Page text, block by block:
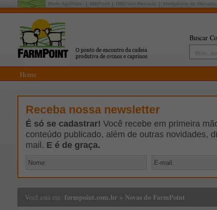
Rede AgriPoint: MilkPoint MilkPoint Mercado Inteligência de Mercado
Buscar
Home
Receba nossa newsletter
É só se cadastrar! Você recebe em primeira
conteúdo publicado, além de outras novidades,
mail. E é de graça.
Você está em: farmpoint.com.br > Novas do FarmPoint